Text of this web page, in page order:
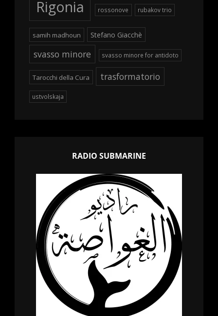
Rigonia rossonove rubakov trio
samih madhoun Stefano Giacchè
svasso minore svasso minore for antidoto
Tarocchi della Cura trasformatorio
ustvolskaja
RADIO SUBMARINE